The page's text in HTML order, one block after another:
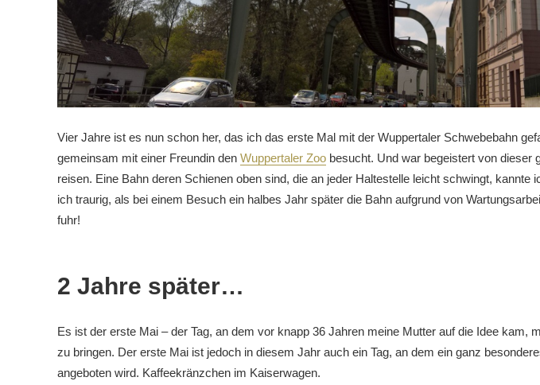
Vier Jahre ist es nun schon her, das ich das erste Mal mit der Wuppertaler Schwebebahn
gemeinsam mit einer Freundin den Wuppertaler Zoo besucht. Und war begeistert von dieser
reisen. Eine Bahn deren Schienen oben sind, die an jeder Haltestelle leicht schwingt, kannte
ich traurig, als bei einem Besuch ein halbes Jahr später die Bahn aufgrund von
fuhr!
2 Jahre später…
Es ist der erste Mai – der Tag, an dem vor knapp 36 Jahren meine Mutter auf die Idee kam,
zu bringen. Der erste Mai ist jedoch in diesem Jahr auch ein Tag, an dem ein ganz
angeboten wird. Kaffeekränzchen im Kaiserwagen.